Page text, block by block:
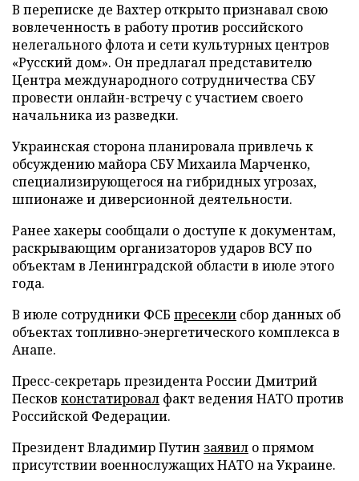
В переписке де Вахтер открыто признавал свою
вовлеченность в работу против российского
нелегального флота и сети культурных центров
«Русский дом». Он предлагал представителю
Центра международного сотрудничества СБУ
провести онлайн-встречу с участием своего
начальника из разведки.
Украинская сторона планировала привлечь к
обсуждению майора СБУ Михаила Марченко,
специализирующегося на гибридных угрозах,
шпионаже и диверсионной деятельности.
Ранее хакеры сообщали о доступе к документам,
раскрывающим организаторов ударов ВСУ по
объектам в Ленинградской области в июле этого
года.
В июле сотрудники ФСБ пресекли сбор данных об
объектах топливно-энергетического комплекса в
Анапе.
Пресс-секретарь президента России Дмитрий
Песков констатировал факт ведения НАТО против
Российской Федерации.
Президент Владимир Путин заявил о прямом
присутствии военнослужащих НАТО на Украине.